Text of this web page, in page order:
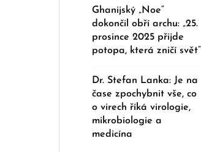
Ghanijský „Noe“
dokončil obří archu: „25.
prosince 2025 přijde
potopa, která zničí svět“
Dr. Stefan Lanka: Je na
čase zpochybnit vše, co
o virech říká virologie,
mikrobiologie a
medicína